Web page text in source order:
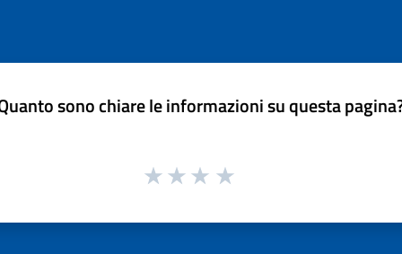
sono chiare le informazioni su questa